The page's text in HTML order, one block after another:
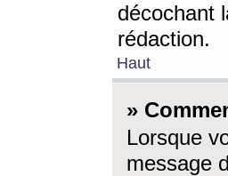
décochant
rédaction.
Haut
»
Lorsque
message